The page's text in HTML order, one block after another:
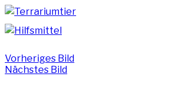
Vorheriges Bild
Nächstes Bild